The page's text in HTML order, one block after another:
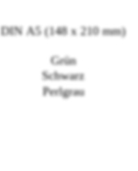
DIN A5 (148 x 210 mm)
Grün
Schwarz
Perlgrau